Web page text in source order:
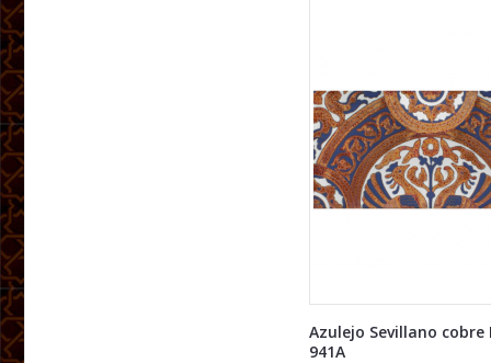
Azulejo Sevillano cobre
941A